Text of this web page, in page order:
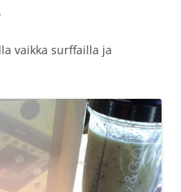
.
vaikka surffailla ja